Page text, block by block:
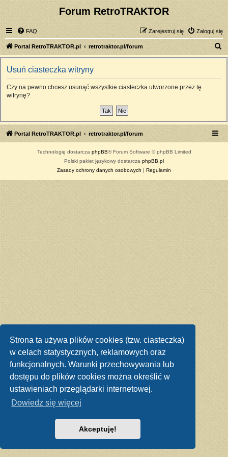
Strona ta używa plików cookies (tzw. ciasteczka)
w celach statystycznych, reklamowych oraz
funkcjonalnych. Warunki przechowywania lub
dostępu do plików cookies można określić w
ustawieniach przeglądarki internetowej.
Dowiedz się więcej
Akceptuję!
Forum RetroTRAKTOR
FAQ Zaloguj się
Zarejestruj się
Portal RetroTRAKTOR.pl retrotraktor.pl/forum
z
Usuń ciasteczka witryny
Czy na pewno chcesz usunąć wszystkie ciasteczka utworzone przez tę
witrynę?
Portal RetroTRAKTOR.pl retrotraktor.pl/forum
Technologię dostarcza phpBB® Forum Software © phpBB Limited
Polski pakiet językowy dostarcza phpBB.pl
Zasady ochrony danych osobowych | Regulamin